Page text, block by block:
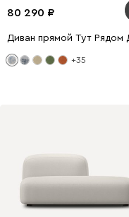
80 290
Диван прямой Тут
+35